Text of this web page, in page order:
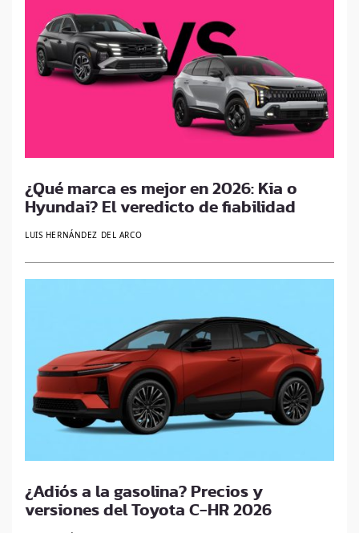
¿Qué marca es mejor en 2026: Kia o
Hyundai? El veredicto de fiabilidad
LUIS HERNÁNDEZ DEL ARCO
¿Adiós a la gasolina? Precios y
versiones del Toyota C-HR 2026